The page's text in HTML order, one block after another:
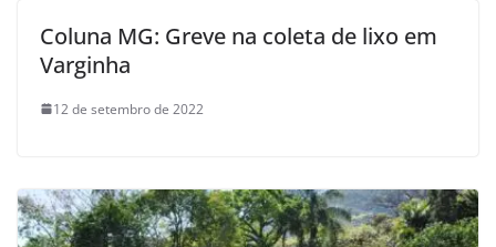
Coluna MG: Greve na coleta de lixo em
Varginha
12 de setembro de 2022